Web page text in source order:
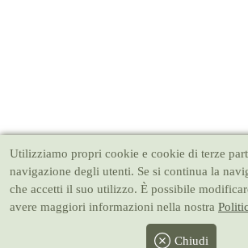
Utilizziamo propri cookie e cookie di terze
navigazione degli utenti. Se si continua la
che accetti il suo utilizzo. È possibile
avere maggiori informazioni nella nostra
Chiudi